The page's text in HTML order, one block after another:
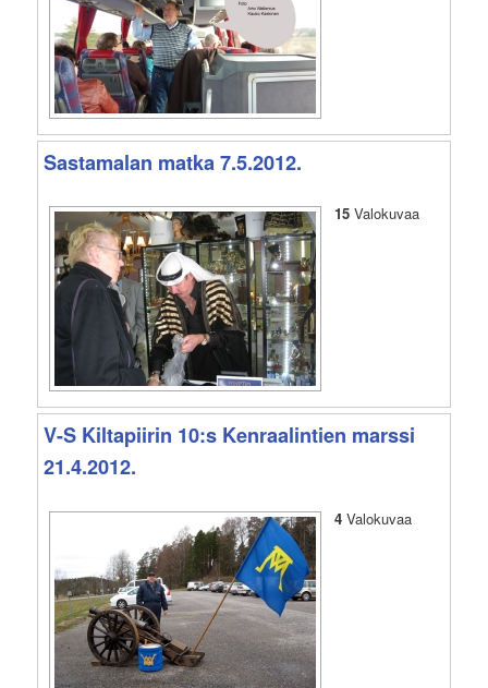
Sastamalan matka 7.5.2012.
15 Valokuvaa
V-S Kiltapiirin 10:s Kenraalintien marssi
21.4.2012.
4 Valokuvaa